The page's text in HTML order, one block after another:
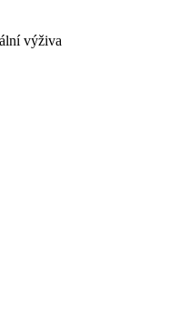
výživa